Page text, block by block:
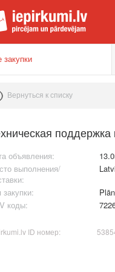
закупки
Вернуться к списку
объявления:
выполнения/
закупки:
коды:
ID номер: